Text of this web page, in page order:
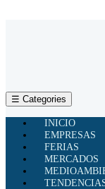
☰ Categories
INICIO
EMPRESAS
FERIAS
MERCADOS